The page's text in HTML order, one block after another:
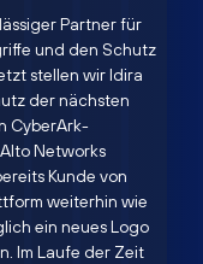
Partner für
und den Schutz
stellen wir Idira
der nächsten
CyberArk-
Networks
Kunde von
weiterhin wie
ein neues Logo
Im Laufe der Zeit